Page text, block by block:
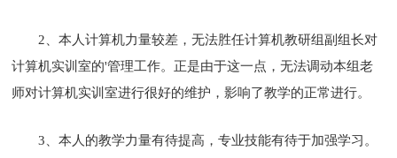
2、本人计算机力量较差，无法胜任计算机教研组副组长对
计算机实训室的'管理工作。正是由于这一点，无法调动本组老
师对计算机实训室进行很好的维护，影响了教学的正常进行。
3、本人的教学力量有待提高，专业技能有待于加强学习。